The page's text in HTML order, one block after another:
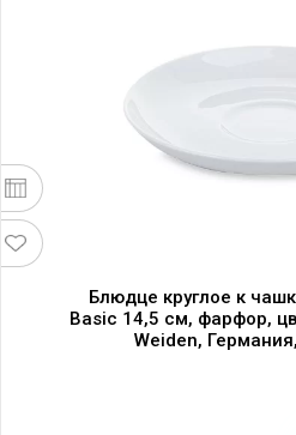
Блюдце круглое к
Basic 14,5 см, фарфор,
Weiden,